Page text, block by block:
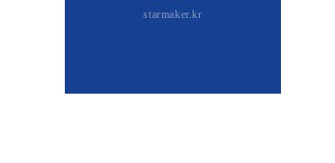
starmaker.kr